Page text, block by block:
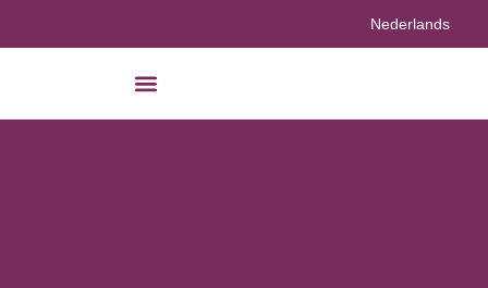
Nederlands